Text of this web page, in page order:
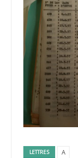
LETTRES A